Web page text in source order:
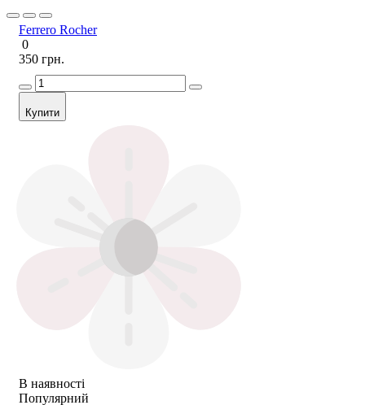
Ferrero Rocher
0
350 грн.
Купити
В наявності
Популярний